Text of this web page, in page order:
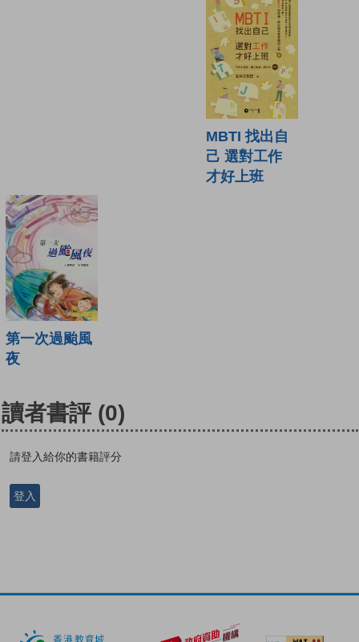
MBTI 找出自
己 選對工作
才好上班
第一次過颱風
夜
讀者書評 (0)
請登入給你的書籍評分
登入